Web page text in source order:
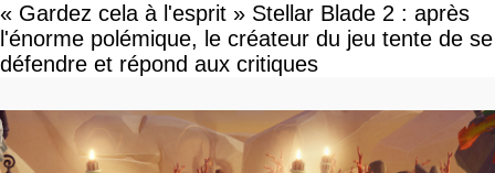
« Gardez cela à l'esprit » Stellar Blade 2 : après
l'énorme polémique, le créateur du jeu tente de se
défendre et répond aux critiques